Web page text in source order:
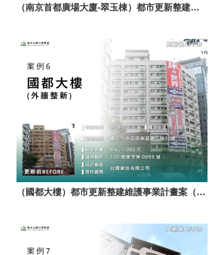
（南京首都廣場大廈-翠玉棟）都市更新整建維護事業計畫案（套餐A）
（國都大樓）都市更新整建維護事業計畫案（套餐A）